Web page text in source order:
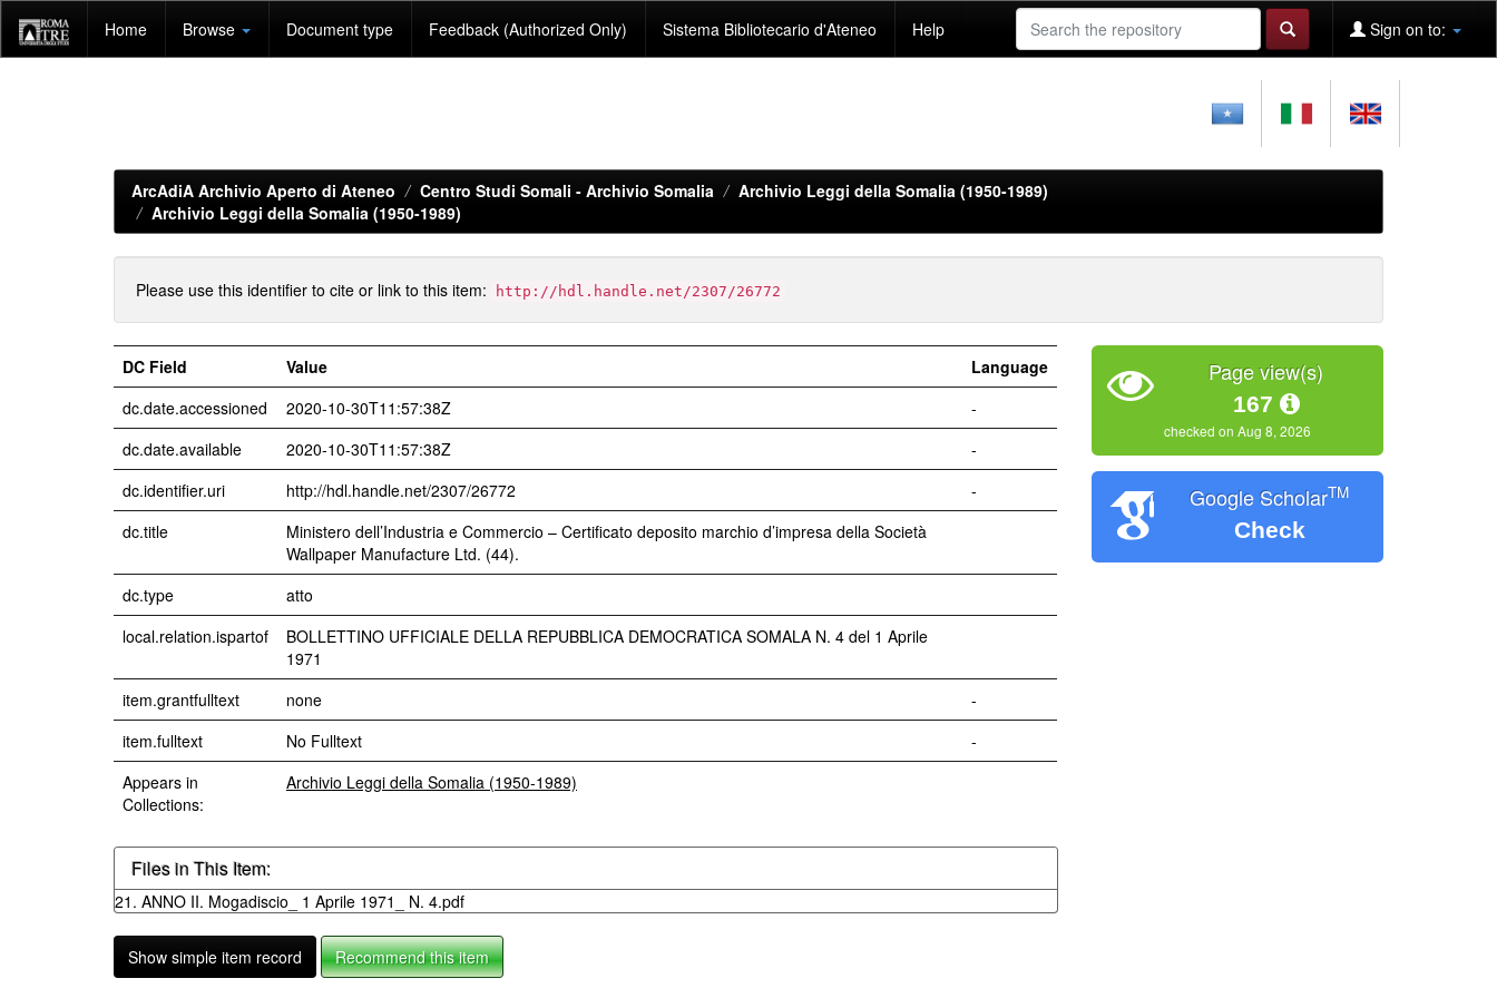
navigation
Home Browse Document type Feedback (Authorized Only) Sistema Bibliotecario d'Ateneo Help Sign on to:
ArcAdiA Archivio Aperto di Ateneo Centro Studi Somali - Archivio Somalia
Archivio Leggi della Somalia (1950-1989)
Archivio Leggi della Somalia (1950-1989)
Please use this identifier to cite or link to this item: http://hdl.handle.net/2307/26772
DC Field Value
Language
dc.date.accessioned
2020-10-30T11:57:38Z
-
dc.date.available
2020-10-30T11:57:38Z
-
dc.identifier.uri
http://hdl.handle.net/2307/26772
-
dc.title
Ministero dell’Industria e Commercio – Certificato deposito marchio d’impresa della Società
Wallpaper Manufacture Ltd. (44).
dc.type
atto
local.relation.ispartof
BOLLETTINO UFFICIALE DELLA REPUBBLICA DEMOCRATICA SOMALA N. 4 del 1 Aprile
1971
item.grantfulltext
none
-
item.fulltext
No Fulltext
-
Appears in
Collections:
Archivio Leggi della Somalia (1950-1989)
Files in This Item:
21. ANNO II. Mogadiscio_ 1 Aprile 1971_ N. 4.pdf
Show simple item record Recommend this item
Page view(s)
167
checked on Aug 8, 2026
Google ScholarTM
Check